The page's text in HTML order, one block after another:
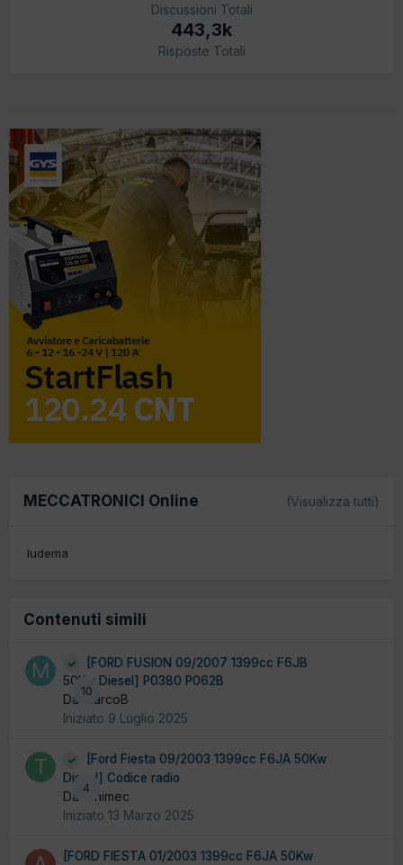
Discussioni Totali
443,3k
Risposte Totali
MECCATRONICI Online (Visualizza tutti)
ludema
Contenuti simili
10
[FORD FUSION 09/2007 1399cc F6JB
50Kw Diesel] P0380 P062B
Da MarcoB
Iniziato 9 Luglio 2025
4
[Ford Fiesta 09/2003 1399cc F6JA 50Kw
Diesel] Codice radio
Da tonimec
Iniziato 13 Marzo 2025
[FORD FIESTA 01/2003 1399cc F6JA 50Kw